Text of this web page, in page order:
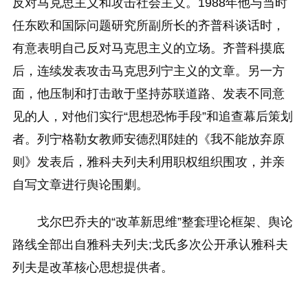
任东欧和国际问题研究所副所长的齐普科谈话时，
有意表明自己反对马克思主义的立场。齐普科摸底
后，连续发表攻击马克思列宁主义的文章。另一方
面，他压制和打击敢于坚持苏联道路、发表不同意
见的人，对他们实行“思想恐怖手段”和追查幕后策划
者。列宁格勒女教师安德烈耶娃的《我不能放弃原
则》发表后，雅科夫列夫利用职权组织围攻，并亲
自写文章进行舆论围剿。
戈尔巴乔夫的“改革新思维”整套理论框架、舆论
路线全部出自雅科夫列夫;戈氏多次公开承认雅科夫
列夫是改革核心思想提供者。